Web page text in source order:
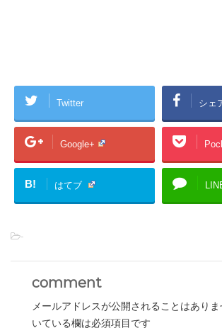
Twitter シェ
Google+
B! はてブ
-
comment
メールアドレスが公開されることはありま
いている欄は必須項目です